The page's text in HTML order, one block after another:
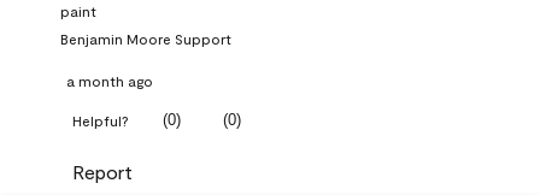
paint
Benjamin Moore Support
a month ago
Helpful? (0) (0)
Report